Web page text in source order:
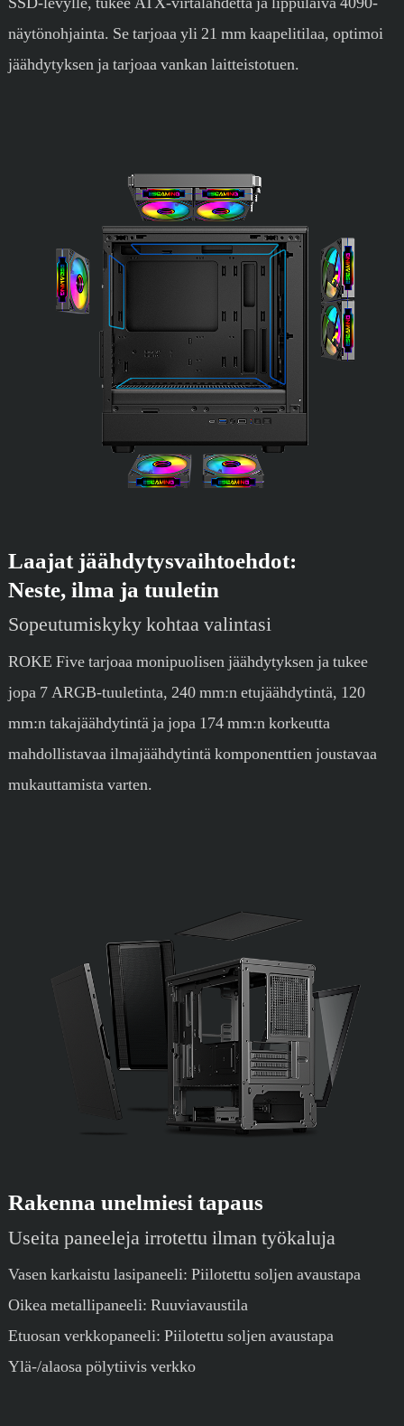
näytönohjainta. Se tarjoaa yli 21 mm kaapelitilaa, optimoi
jäähdytyksen ja tarjoaa vankan laitteistotuen.
Laajat jäähdytysvaihtoehdot:
Neste, ilma ja tuuletin
Sopeutumiskyky kohtaa valintasi
ROKE Five tarjoaa monipuolisen jäähdytyksen ja tukee
jopa 7 ARGB-tuuletinta, 240 mm:n etujäähdytintä, 120
mm:n takajäähdytintä ja jopa 174 mm:n korkeutta
mahdollistavaa ilmajäähdytintä komponenttien joustavaa
mukauttamista varten.
Rakenna unelmiesi tapaus
Useita paneeleja irrotettu ilman työkaluja
Vasen karkaistu lasipaneeli: Piilotettu soljen avaustapa
Oikea metallipaneeli: Ruuviavaustila
Etuosan verkkopaneeli: Piilotettu soljen avaustapa
Ylä-/alaosa pölytiivis verkko